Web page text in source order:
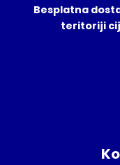
Besplatna
teritoriji